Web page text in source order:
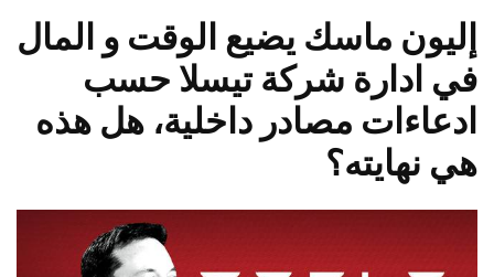
إليون ماسك يضيع الوقت و المال
في ادارة شركة تيسلا حسب
ادعاءات مصادر داخلية، هل هذه
هي نهايته؟